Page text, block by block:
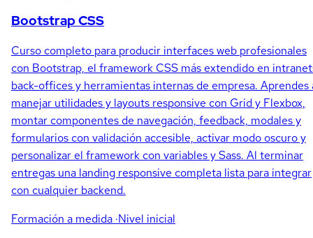
Bootstrap CSS
Curso completo para producir interfaces web profesionales
con Bootstrap, el framework CSS más extendido en
back-offices y herramientas internas de empresa. Aprendes
manejar utilidades y layouts responsive con Grid y Flexbox,
montar componentes de navegación, feedback, modales y
formularios con validación accesible, activar modo oscuro y
personalizar el framework con variables y Sass. Al terminar
entregas una landing responsive completa lista para integrar
con cualquier backend.
Formación a medida ·Nivel inicial